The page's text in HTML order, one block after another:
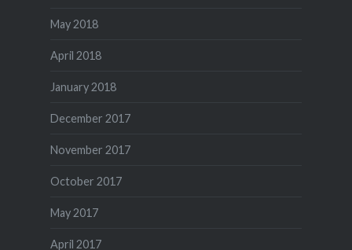
May 2018
April 2018
January 2018
December 2017
November 2017
October 2017
May 2017
April 2017